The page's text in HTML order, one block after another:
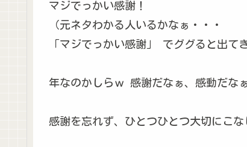
マジでっかい感謝！
（元ネタわかる人いるかなぁ・・・
「マジでっかい感謝」 でググると出て
年なのかしらｗ 感謝だなぁ、感動だな
感謝を忘れず、ひとつひとつ大切にこ